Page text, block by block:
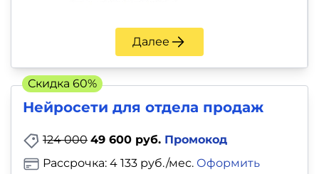
Далее
Нейросети для отдела продаж
124 000 49 600 руб. Промокод
Рассрочка: 4 133 руб./мес. Оформить
Скидка 60%